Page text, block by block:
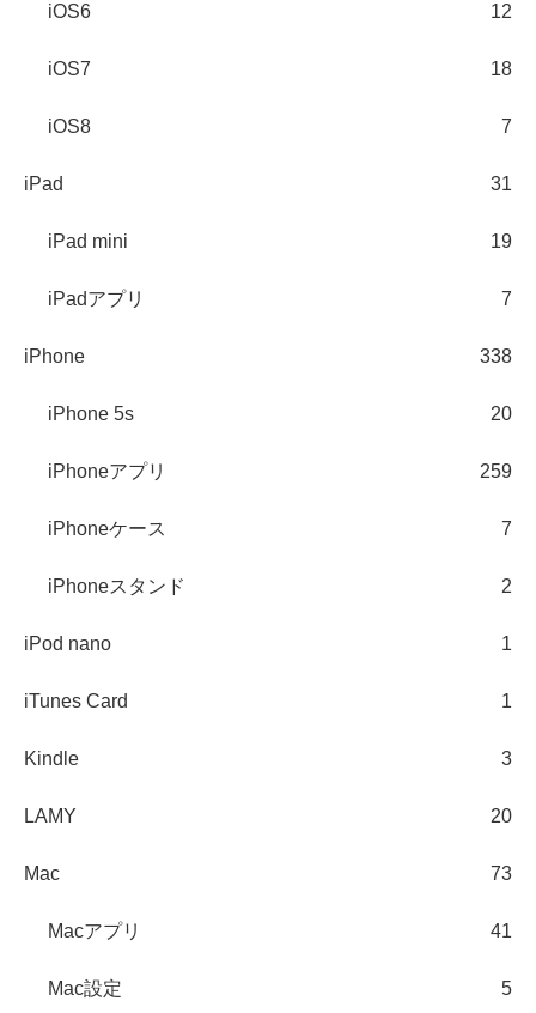
iOS6 12
iOS7 18
iOS8 7
iPad 31
iPad mini 19
iPadアプリ 7
iPhone 338
iPhone 5s 20
iPhoneアプリ 259
iPhoneケース 7
iPhoneスタンド 2
iPod nano 1
iTunes Card 1
Kindle 3
LAMY 20
Mac 73
Macアプリ 41
Mac設定 5